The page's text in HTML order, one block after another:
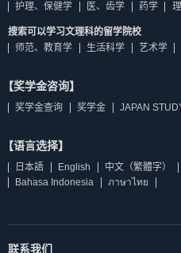
护理、保健学
医、齿学 药学
搜索可以学习文理科的留学院校
师范、教育学
生活科学 艺术学
【奖学金咨询】
奖学金查询 奖学金 JAPAN
【语言选择】
日本語 English 中文（繁體字）
Bahasa Indonesia
ภาษาไทย
联系我们